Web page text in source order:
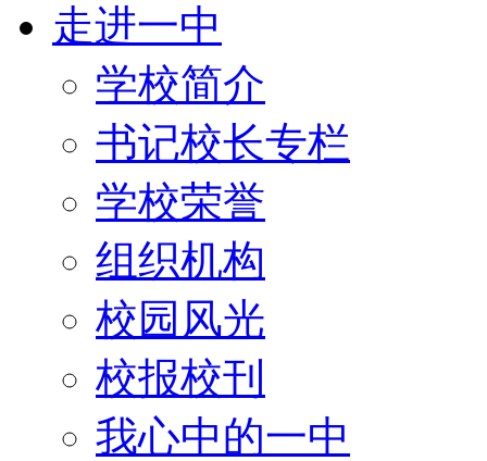
走进一中
学校简介
书记校长专栏
学校荣誉
组织机构
校园风光
校报校刊
我心中的一中